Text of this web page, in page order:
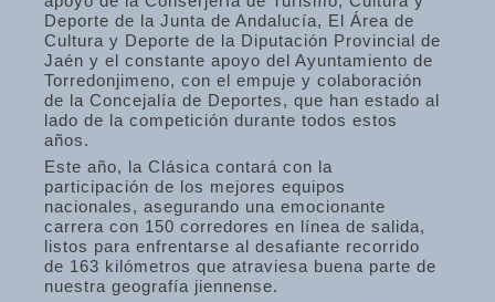
Deporte de la Junta de Andalucía, El Área de
Cultura y Deporte de la Diputación Provincial de
Jaén y el constante apoyo del Ayuntamiento de
Torredonjimeno, con el empuje y colaboración
de la Concejalía de Deportes, que han estado al
lado de la competición durante todos estos
años.
Este año, la Clásica contará con la
participación de los mejores equipos
nacionales, asegurando una emocionante
carrera con 150 corredores en línea de salida,
listos para enfrentarse al desafiante recorrido
de 163 kilómetros que atraviesa buena parte de
nuestra geografía jiennense.